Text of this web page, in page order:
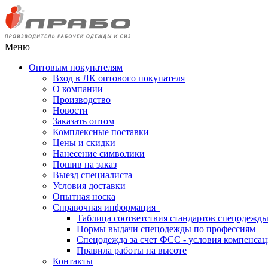
Меню
Оптовым покупателям
Вход в ЛК оптового покупателя
О компании
Производство
Новости
Заказать оптом
Комплексные поставки
Цены и скидки
Нанесение символики
Пошив на заказ
Выезд специалиста
Условия доставки
Опытная носка
Справочная информация
Таблица соответствия стандартов спецодежды
Нормы выдачи спецодежды по профессиям
Спецодежда за счет ФСС - условия
Правила работы на высоте
Контакты